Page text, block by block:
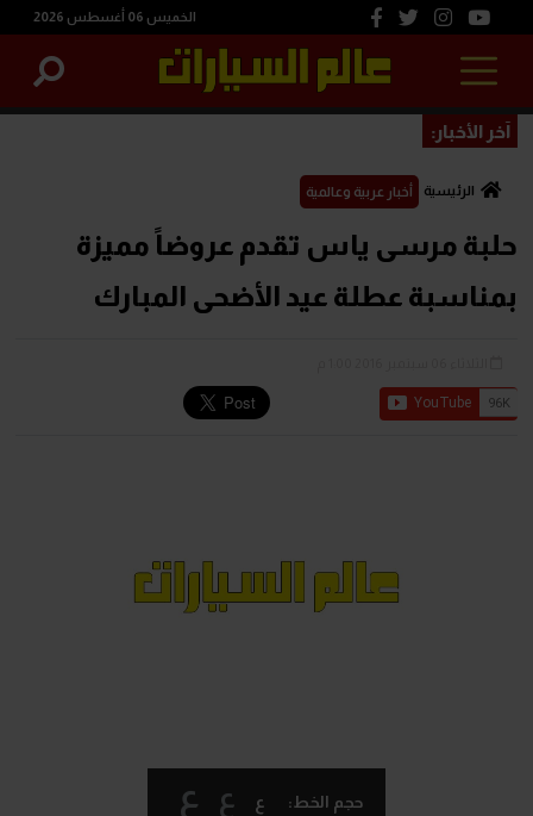
الخميس 06 أغسطس 2026
آخر الأخبار:
الرئيسية أخبار عربية وعالمية
حلبة مرسى ياس تقدم عروضاً مميزة
بمناسبة عطلة عيد الأضحى المبارك
حجم الخط: ع ع ع